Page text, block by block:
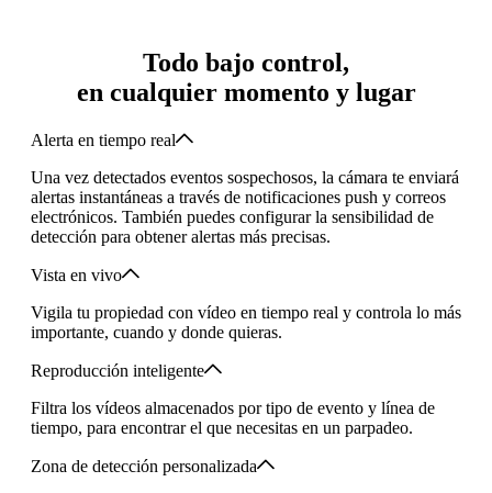
Todo bajo control,
en cualquier momento y lugar
Alerta en tiempo real
Una vez detectados eventos sospechosos, la cámara te enviará
alertas instantáneas a través de notificaciones push y correos
electrónicos. También puedes configurar la sensibilidad de
detección para obtener alertas más precisas.
Vista en vivo
Vigila tu propiedad con vídeo en tiempo real y controla lo más
importante, cuando y donde quieras.
Reproducción inteligente
Filtra los vídeos almacenados por tipo de evento y línea de
tiempo, para encontrar el que necesitas en un parpadeo.
Zona de detección personalizada